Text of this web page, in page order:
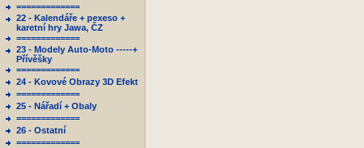
=============
22 - Kalendáře + pexeso +
karetní hry Jawa, ČZ
=============
23 - Modely Auto-Moto -----+
Přívěšky
=============
24 - Kovové Obrazy 3D Efekt
=============
25 - Nářadí + Obaly
=============
26 - Ostatní
=============